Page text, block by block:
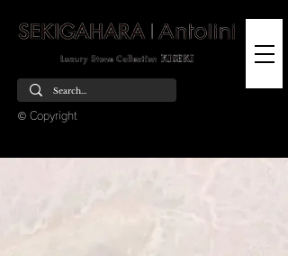
© Copyright